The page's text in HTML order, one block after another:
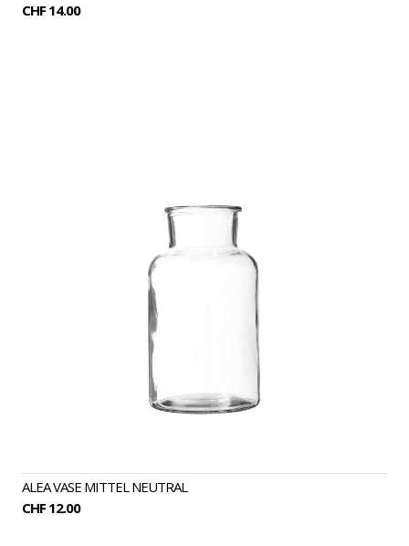
CHF 14.00
ALEA VASE MITTEL NEUTRAL
CHF 12.00